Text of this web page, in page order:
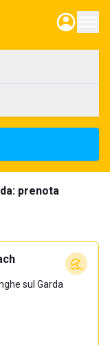
prenota
sul Garda